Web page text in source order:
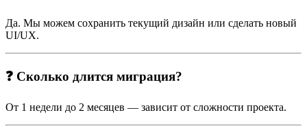
Да. Мы можем сохранить текущий дизайн или сделать новый
UI/UX.
❓ Сколько длится миграция?
От 1 недели до 2 месяцев — зависит от сложности проекта.